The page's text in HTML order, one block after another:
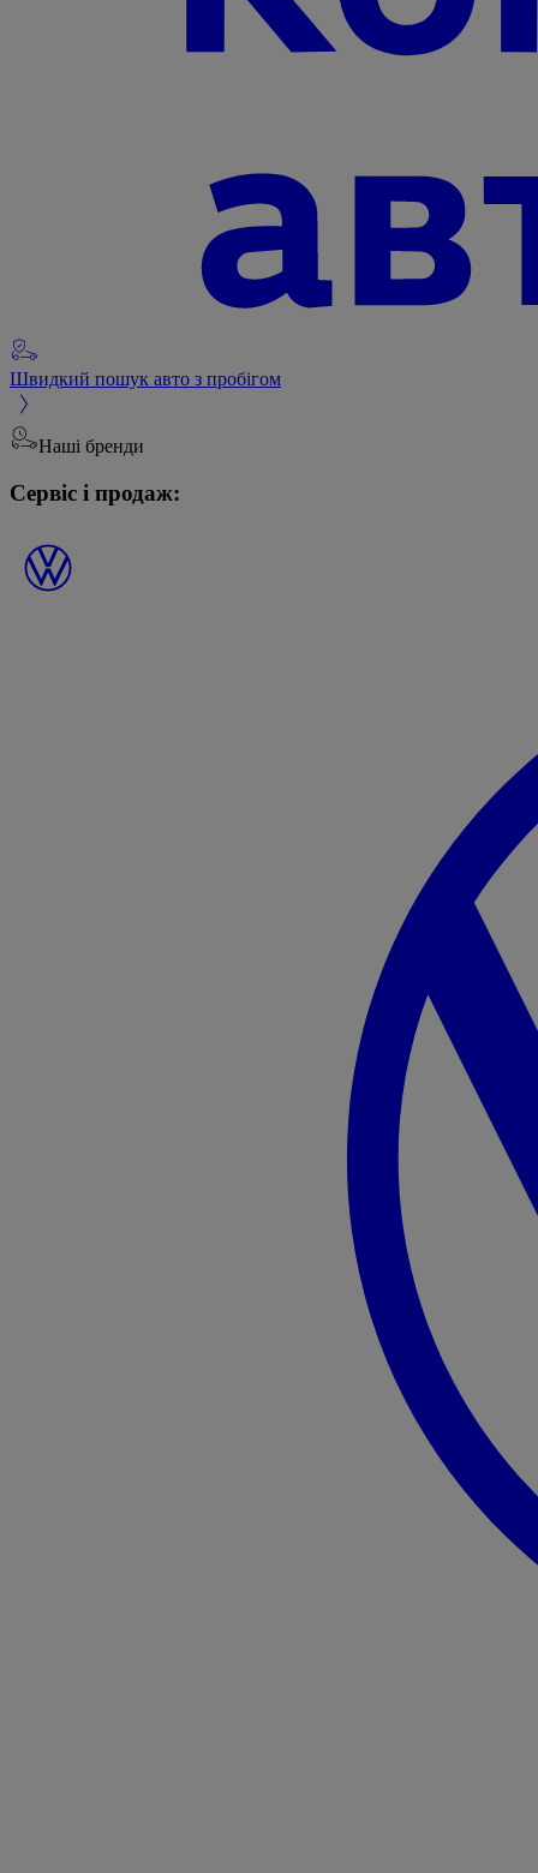
Швидкий пошук авто з пробігом
Наші бренди
Сервіс і продаж: